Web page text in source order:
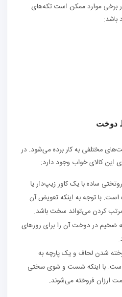
برخی موارد ممکن است تکه‌های
باشد:
مختلفی به کار برده می‌شود. در
کالای خواب وجود دارد:
ساده با یک کاور زیپ‌دار یا
با توجه به اینکه تعویض آن
کردن می‌تواند سخت باشد.
ضخیم در دوخت آن را برای روز‌های
شدن لحاف و یک پارچه به
با اینکه شست و شوی سختی
ارزان فروخته می‌شوند.